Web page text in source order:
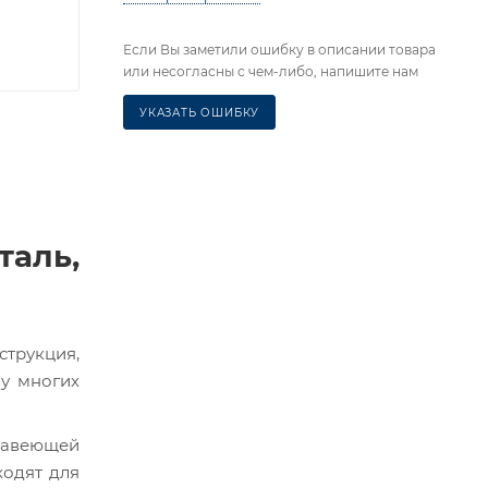
многих
для
Если Вы заметили ошибку в описании товара
или несогласны с чем-либо, напишите нам
УКАЗАТЬ ОШИБКУ